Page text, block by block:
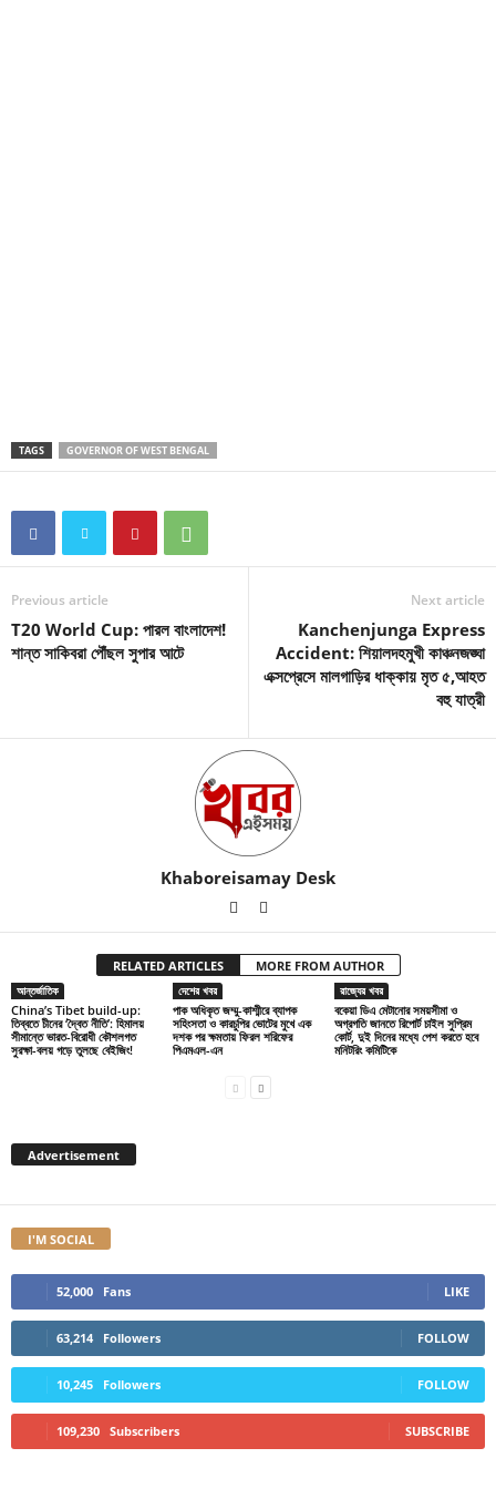
TAGS GOVERNOR OF WEST BENGAL
Previous article
T20 World Cup: পারল বাংলাদেশ!
শান্ত সাকিবরা পৌঁছল সুপার আটে
Next article
Kanchenjunga Express
Accident: শিয়ালদহমুখী কাঞ্চনজঙ্ঘা
এক্সপ্রেসে মালগাড়ির ধাক্কায় মৃত ৫,আহত
বহু যাত্রী
Khaboreisamay Desk
RELATED ARTICLES MORE FROM AUTHOR
আন্তর্জাতিক
China’s Tibet build-up:
তিব্বতে চীনের ‘দ্বৈত নীতি’: হিমালয়
সীমান্তে ভারত-বিরোধী কৌশলগত
সুরক্ষা-বলয় গড়ে তুলছে বেইজিং!
দেশের খবর
পাক অধিকৃত জম্মু-কাশ্মীরে ব্যাপক
সহিংসতা ও কারচুপির ভোটের মুখে এক
দশক পর ক্ষমতায় ফিরল শরিফের
পিএমএল-এন
রাজ্যের খবর
বকেয়া ডিএ মেটানোর সময়সীমা ও
অগ্রগতি জানতে রিপোর্ট চাইল সুপ্রিম
কোর্ট, দুই দিনের মধ্যে পেশ করতে হবে
মনিটরিং কমিটিকে
Advertisement
I'M SOCIAL
52,000 Fans LIKE
63,214 Followers FOLLOW
10,245 Followers FOLLOW
109,230 Subscribers SUBSCRIBE